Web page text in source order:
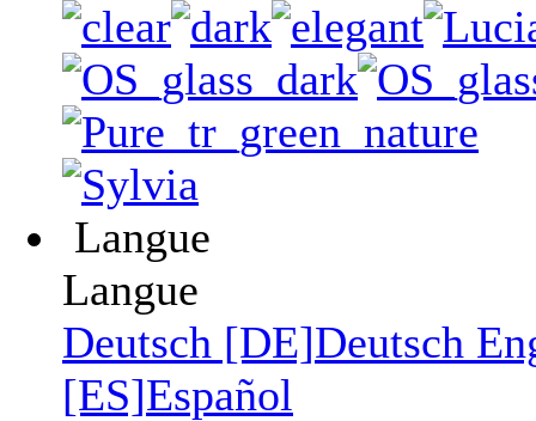
Langue
Langue
Deutsch [DE]Deutsch
[ES]Español